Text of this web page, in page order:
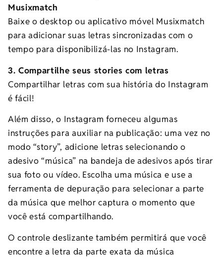
Musixmatch
Baixe o desktop ou aplicativo móvel Musixmatch
para adicionar suas letras sincronizadas com o
tempo para disponibilizá-las no Instagram.
3. Compartilhe seus stories com letras
Compartilhar letras com sua história do Instagram
é fácil!
Além disso, o Instagram forneceu algumas
instruções para auxiliar na publicação: uma vez no
modo “story”, adicione letras selecionando o
adesivo “música” na bandeja de adesivos após tirar
sua foto ou vídeo. Escolha uma música e use a
ferramenta de depuração para selecionar a parte
da música que melhor captura o momento que
você está compartilhando.
O controle deslizante também permitirá que você
encontre a letra da parte exata da música